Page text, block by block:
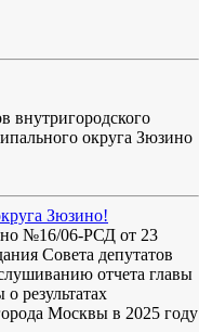
внутригородского
округа Зюзино
Зюзино!
№16/06-РСД от 23
Совета депутатов
отчета главы
результатах
Москвы в 2025 году